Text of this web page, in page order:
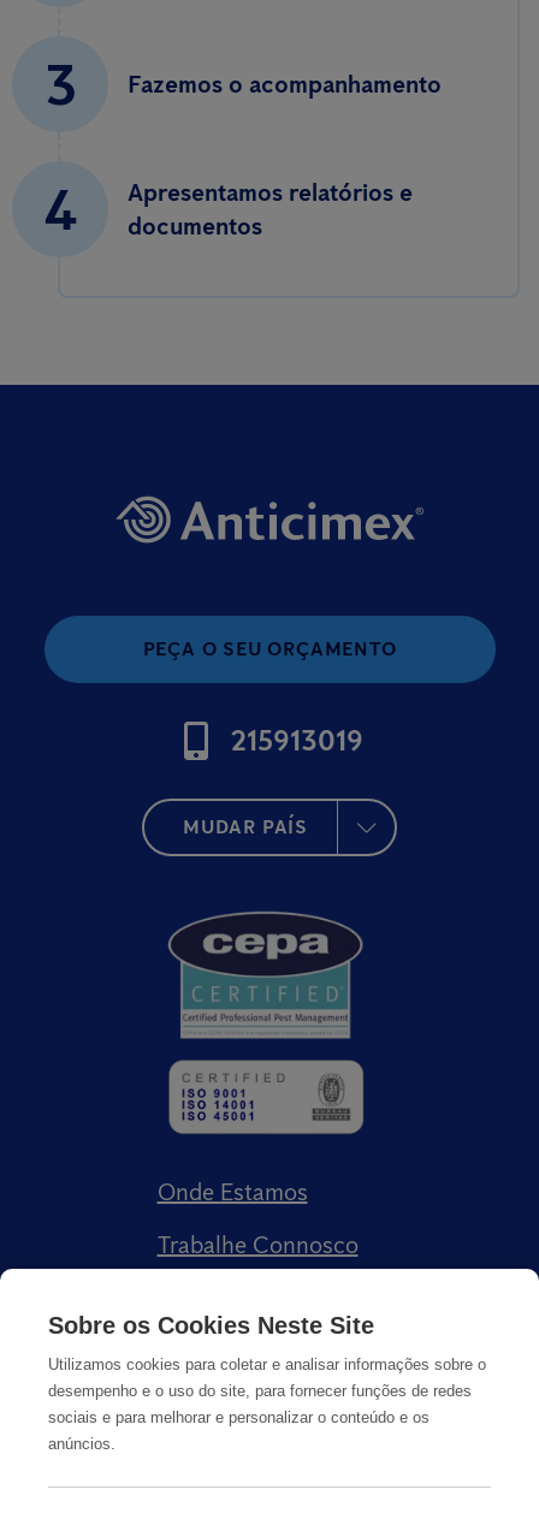
3 Fazemos o acompanhamento
4
Apresentamos relatórios e
documentos
PEÇA O SEU ORÇAMENTO
215913019
MUDAR PAÍS
Onde Estamos
Trabalhe Connosco
Sobre os Cookies Neste Site
Utilizamos cookies para coletar e analisar informações sobre o
desempenho e o uso do site, para fornecer funções de redes
sociais e para melhorar e personalizar o conteúdo e os
anúncios.